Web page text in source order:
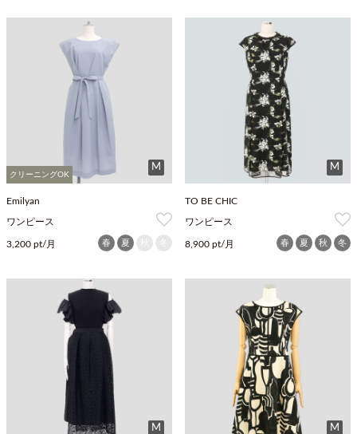
クリーニングOK
M
Emilyan
ワンピース
3,200 pt/月 春 夏
M
TO BE CHIC
ワンピース
8,900 pt/月 春 夏 秋 冬
M M